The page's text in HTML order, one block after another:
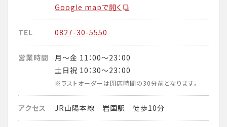
Google mapで開く
TEL 0827-30-5550
営業時間
月～金 11：00～23：00
土日祝 10：30～23：00
※ラストオーダーは閉店時間の30分前となります。
アクセス JR山陽本線 岩国駅 徒歩10分